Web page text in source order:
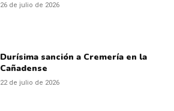
26 de julio de 2026
Durísima sanción a Cremería en la
Cañadense
22 de julio de 2026